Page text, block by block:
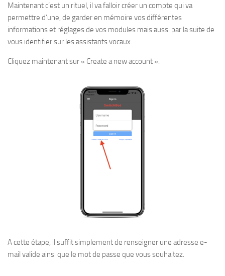
Maintenant c’est un rituel, il va falloir créer un compte qui va
permettre d’une, de garder en mémoire vos différentes
informations et réglages de vos modules mais aussi par la suite de
vous identifier sur les assistants vocaux.
Cliquez maintenant sur « Create a new account ».
A cette étape, il suffit simplement de renseigner une adresse e-
mail valide ainsi que le mot de passe que vous souhaitez.